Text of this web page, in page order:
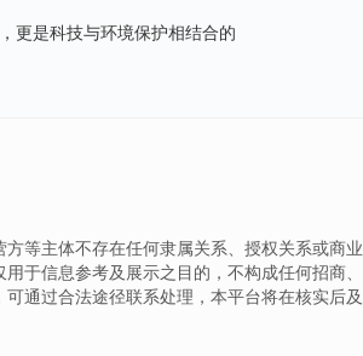
更是科技与环境保护相结合的
等主体不存在任何隶属关系、授权关系或商业
于信息参考及展示之目的，不构成任何招商、
通过合法途径联系处理，本平台将在核实后及